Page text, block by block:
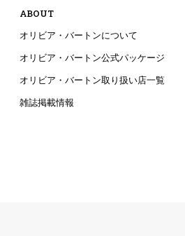
ABOUT
オリビア・バートンについて
オリビア・バートン公式パッケージ
オリビア・バートン取り扱い店一覧
雑誌掲載情報